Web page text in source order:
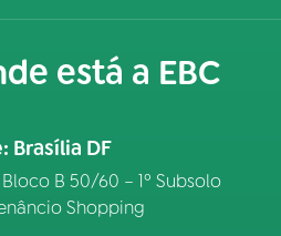
está a EBC
Brasília DF
B 50/60 – 1º Subsolo
Shopping